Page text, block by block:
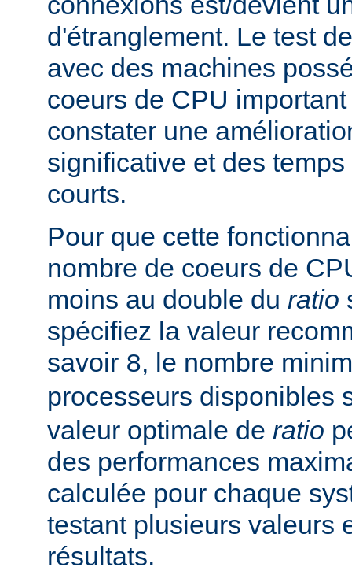
d'étranglement. Le test
avec des machines
coeurs de CPU
constater une
significative et des
courts.
Pour que cette
nombre de coeurs de
moins au double du ratio
spécifiez la valeur
savoir 8, le nombre
processeurs disponibles
valeur optimale de ratio
des performances
calculée pour chaque
testant plusieurs valeurs
résultats.